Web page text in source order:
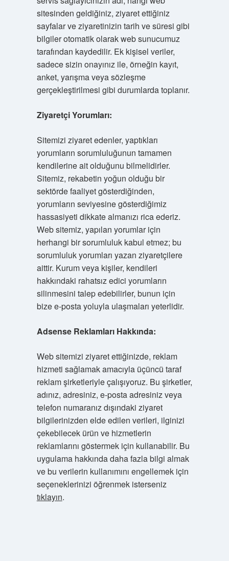
sitesinden geldiğiniz, ziyaret ettiğiniz
sayfalar ve ziyaretinizin tarih ve süresi gibi
bilgiler otomatik olarak web sunucumuz
tarafından kaydedilir. Ek kişisel veriler,
sadece sizin onayınız ile, örneğin kayıt,
anket, yarışma veya sözleşme
gerçekleştirilmesi gibi durumlarda toplanır.
Ziyaretçi Yorumları:
Sitemizi ziyaret edenler, yaptıkları
yorumların sorumluluğunun tamamen
kendilerine ait olduğunu bilmelidirler.
Sitemiz, rekabetin yoğun olduğu bir
sektörde faaliyet gösterdiğinden,
yorumların seviyesine gösterdiğimiz
hassasiyeti dikkate almanızı rica ederiz.
Web sitemiz, yapılan yorumlar için
herhangi bir sorumluluk kabul etmez; bu
sorumluluk yorumları yazan ziyaretçilere
aittir. Kurum veya kişiler, kendileri
hakkındaki rahatsız edici yorumların
silinmesini talep edebilirler, bunun için
bize e-posta yoluyla ulaşmaları yeterlidir.
Adsense Reklamları Hakkında:
Web sitemizi ziyaret ettiğinizde, reklam
hizmeti sağlamak amacıyla üçüncü taraf
reklam şirketleriyle çalışıyoruz. Bu şirketler,
adınız, adresiniz, e-posta adresiniz veya
telefon numaranız dışındaki ziyaret
bilgilerinizden elde edilen verileri, ilginizi
çekebilecek ürün ve hizmetlerin
reklamlarını göstermek için kullanabilir. Bu
uygulama hakkında daha fazla bilgi almak
ve bu verilerin kullanımını engellemek için
seçeneklerinizi öğrenmek isterseniz
tıklayın.